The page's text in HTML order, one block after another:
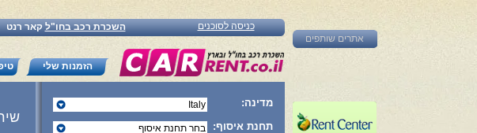
השכרת רכב בחו"לקאר רנט כניסה לסוכנים
הזמנות שלי
מדינה:
תחנת איסוף:
אתרים שותפים